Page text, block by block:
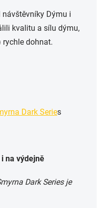
návštěvníky Dýmu i
kvalitu a sílu dýmu,
rychle dohnat.
Dark Series
na výdejně
Dark Series je